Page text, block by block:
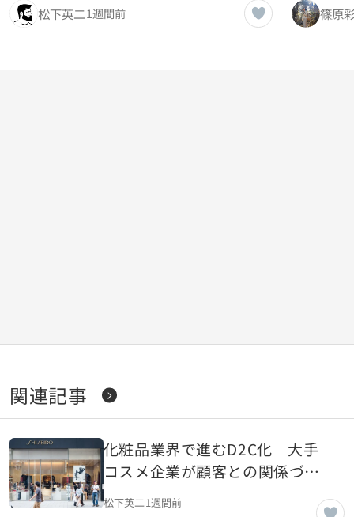
松下英二1週間前 篠原
関連記事
化粧品業界で進むD2C化 大手
コスメ企業が顧客との関係づく
りに力を入れる理由
松下英二1週間前